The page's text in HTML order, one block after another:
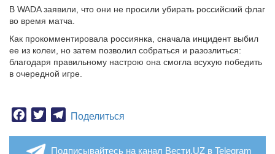
В WADA заявили, что они не просили убирать российский флаг
во время матча.
Как прокомментировала россиянка, сначала инцидент выбил
ее из колеи, но затем позволил собраться и разозлиться:
благодаря правильному настрою она смогла всухую победить
в очередной игре.
Facebook
TwitterTelegram
Поделиться
Подписывайтесь на канал Вести.UZ в Telegram